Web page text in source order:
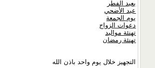
بعيد الفطر
عيد الأضحي
يوم الجمعة
دعوات الزواج
تهنئة مواليد
تهنئة رمضان
التجهيز خلال يوم واحد باذن الله